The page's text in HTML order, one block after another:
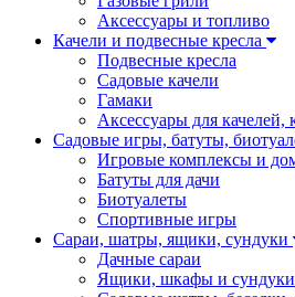
Аксессуары и топливо
Качели и подвесные кресла
Подвесные кресла
Садовые качели
Гамаки
Аксессуары для качелей,
Садовые игры, батуты,
Игровые комплексы и
Батуты для дачи
Биотуалеты
Спортивные игры
Сараи, шатры, ящики, сундуки
Дачные сараи
Ящики, шкафы и сундуки